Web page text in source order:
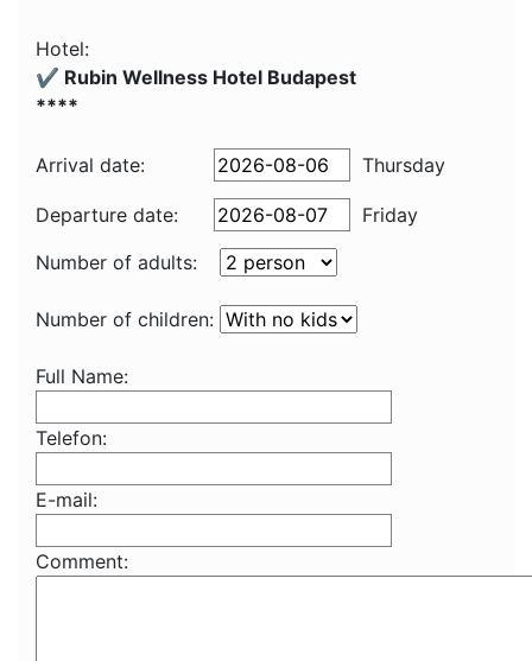
Hotel:
✔️ Rubin Wellness Hotel Budapest
****
Arrival date: Thursday
Departure date:
Friday
Number of adults:
Number of children:
Full Name:
Telefon:
E-mail:
Comment: